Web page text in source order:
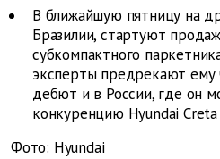
В ближайшую пятницу на
Бразилии, стартуют
субкомпактного
эксперты предрекают ему
дебют и в России, где он
конкуренцию Hyundai
Фото: Hyundai